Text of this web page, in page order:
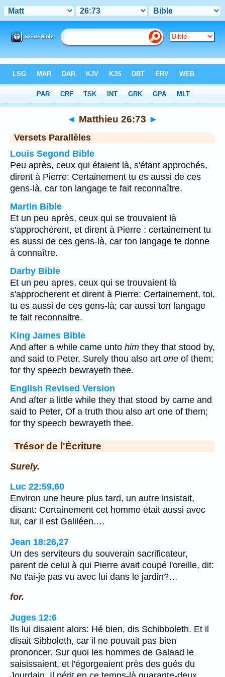
Chapitre 26> Verset 73
◄ Matthieu 26:73 ►
Versets Parallèles
Louis Segond Bible
Peu après, ceux qui étaient là, s'étant approchés,
dirent à Pierre: Certainement tu es aussi de ces
gens-là, car ton langage te fait reconnaître.
Martin Bible
Et un peu après, ceux qui se trouvaient là
s'approchèrent, et dirent à Pierre : certainement tu
es aussi de ces gens-là, car ton langage te donne
à connaître.
Darby Bible
Et un peu apres, ceux qui se trouvaient là
s'approcherent et dirent à Pierre: Certainement, toi,
tu es aussi de ces gens-là; car aussi ton langage
te fait reconnaitre.
King James Bible
And after a while came unto him they that stood by,
and said to Peter, Surely thou also art one of them;
for thy speech bewrayeth thee.
English Revised Version
And after a little while they that stood by came and
said to Peter, Of a truth thou also art one of them;
for thy speech bewrayeth thee.
Trésor de l'Écriture
Surely.
Luc 22:59,60
Environ une heure plus tard, un autre insistait,
disant: Certainement cet homme était aussi avec
lui, car il est Galiléen.…
Jean 18:26,27
Un des serviteurs du souverain sacrificateur,
parent de celui à qui Pierre avait coupé l'oreille, dit:
Ne t'ai-je pas vu avec lui dans le jardin?…
for.
Juges 12:6
Ils lui disaient alors: Hé bien, dis Schibboleth. Et il
disait Sibboleth, car il ne pouvait pas bien
prononcer. Sur quoi les hommes de Galaad le
saisissaient, et l'égorgeaient près des gués du